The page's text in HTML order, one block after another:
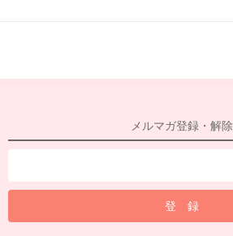
メルマガ登録・解除